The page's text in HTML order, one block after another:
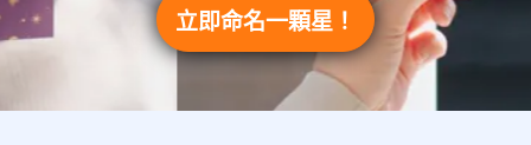
立即命名一顆星！